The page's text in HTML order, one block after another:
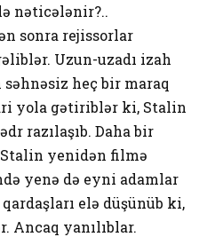
nəticələnir?..
sonra rejissorlar
Uzun-uzadı izah
heç bir maraq
yola gətiriblər ki, Stalin
razılaşıb. Daha bir
yenidən filmə
yenə də eyni adamlar
elə düşünüb ki,
Ancaq yanılıblar.